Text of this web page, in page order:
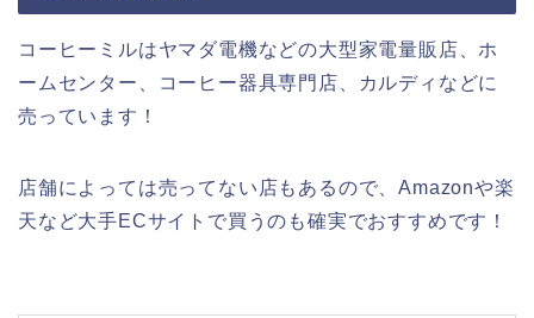
コーヒーミルはヤマダ電機などの大型家電量販店、ホ
ームセンター、コーヒー器具専門店、カルディなどに
売っています！
店舗によっては売ってない店もあるので、Amazonや楽
天など大手ECサイトで買うのも確実でおすすめです！